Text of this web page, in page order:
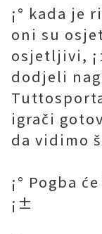
¡° kada je
oni su
osjetljivi,
dodjeli
igrači
da vidimo
¡° Pogba
¡±